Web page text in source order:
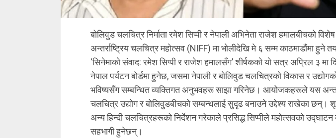
बोलिवुड चलचित्र निर्माता रमेश सिप्पी र नेपाली अभिनेता राजेश हमालबीचको
अन्तर्राष्ट्रिय चलचित्र महोत्सव (NIFF) मा भोलीदेखि मे ६ सम्म काठमाडौंमा हुने
‘सिनेमाको संवाद: रमेश सिप्पी र राजेश हमालसँग’ शीर्षकको यो सत्र अप्रिल ३ मा
नेपाल पर्यटन बोर्डमा हुनेछ, जसमा नेपाली र बोलिवुड चलचित्रको विकास र
भविष्यसँग सम्बन्धित व्यक्तिगत अनुभवहरू साझा गरिनेछ। आयोजकहरूले यस
चलचित्र उद्योग र बोलिवुडबीचको सम्बन्धलाई सुदृढ बनाउने उद्देश्य राखेका छन्।
अन्य हिन्दी चलचित्रहरूको निर्देशन गरेकाले प्रसिद्ध सिप्पीले महोत्सवको उद्घाटन
सहभागी हुनेछन्।